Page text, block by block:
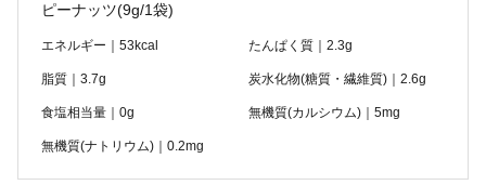
ピーナッツ(9g/1袋)
エネルギー｜53kcal たんぱく質｜2.3g
脂質｜3.7g 炭水化物(糖質・繊維質)｜2.6g
食塩相当量｜0g 無機質(カルシウム)｜5mg
無機質(ナトリウム)｜0.2mg